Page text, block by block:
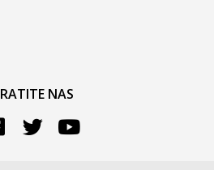
NAS